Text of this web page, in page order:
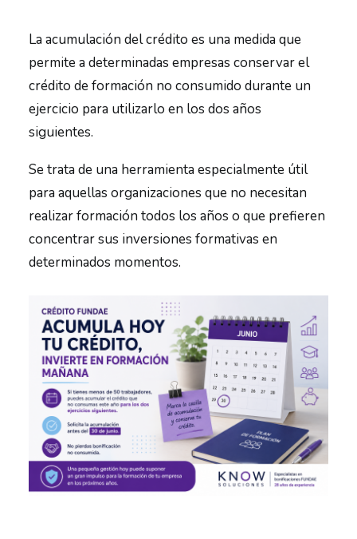
La acumulación del crédito es una medida que
permite a determinadas empresas conservar el
crédito de formación no consumido durante un
ejercicio para utilizarlo en los dos años
siguientes.
Se trata de una herramienta especialmente útil
para aquellas organizaciones que no necesitan
realizar formación todos los años o que prefieren
concentrar sus inversiones formativas en
determinados momentos.